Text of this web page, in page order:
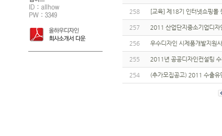
258 [교육] 제18기 인터넷쇼핑몰
257 2011 산업단지중소기업디
256 우수디자인 시제품개발지원
255 2011년 공공디자인컨설팅
254 (추가모집공고) 2011 수출